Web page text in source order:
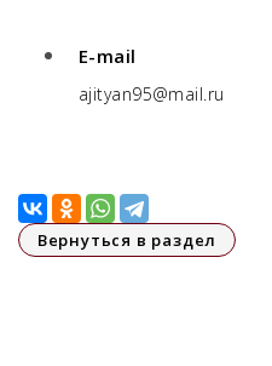
E-mail
ajityan95@mail.ru
Вернуться в раздел